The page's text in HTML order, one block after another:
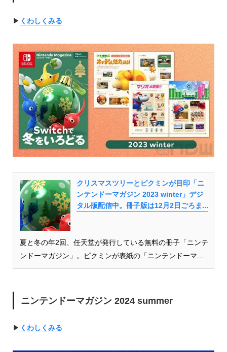
▶︎ くわしくみる
クリスマスツリーとピクミンが目印「ニ
ンテンドーマガジン 2023 winter」デジ
タル版配信中。冊子版は12月2日ごろま...
夏と冬の年2回、任天堂が発行している無料の冊子「ニンテ
ンドーマガジン」。ピクミンが表紙の「ニンテンドーマ...
ニンテンドーマガジン 2024 summer
▶︎ くわしくみる